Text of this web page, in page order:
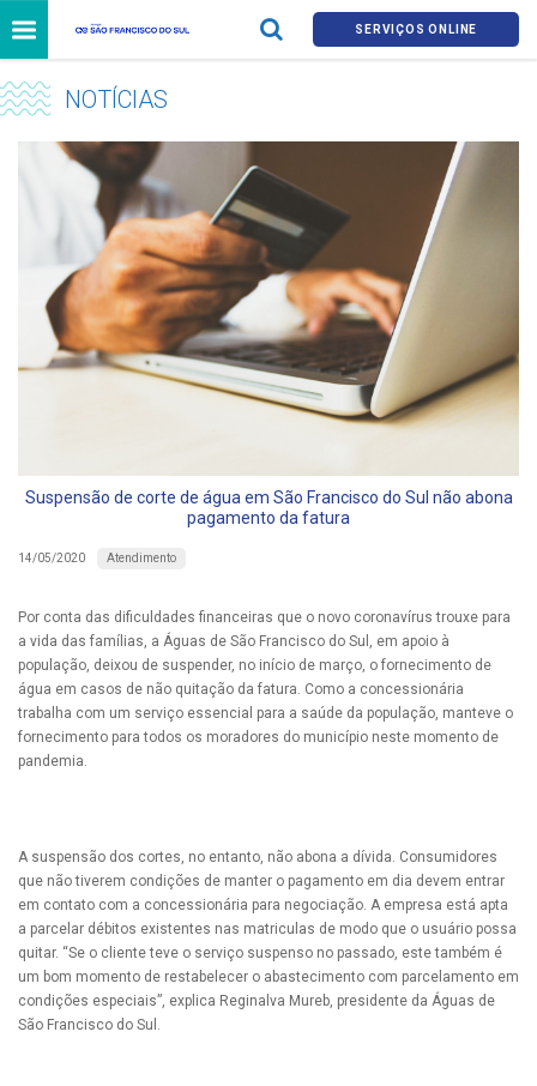
SERVIÇOS ONLINE
NOTÍCIAS
Suspensão de corte de água em São Francisco do Sul não abona
pagamento da fatura
14/05/2020 Atendimento
Por conta das dificuldades financeiras que o novo coronavírus trouxe para
a vida das famílias, a Águas de São Francisco do Sul, em apoio à
população, deixou de suspender, no início de março, o fornecimento de
água em casos de não quitação da fatura. Como a concessionária
trabalha com um serviço essencial para a saúde da população, manteve o
fornecimento para todos os moradores do município neste momento de
pandemia.
A suspensão dos cortes, no entanto, não abona a dívida. Consumidores
que não tiverem condições de manter o pagamento em dia devem entrar
em contato com a concessionária para negociação. A empresa está apta
a parcelar débitos existentes nas matriculas de modo que o usuário possa
quitar. “Se o cliente teve o serviço suspenso no passado, este também é
um bom momento de restabelecer o abastecimento com parcelamento em
condições especiais”, explica Reginalva Mureb, presidente da Águas de
São Francisco do Sul.